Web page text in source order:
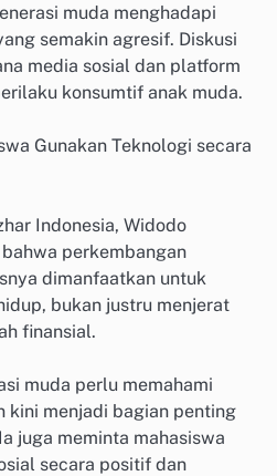
muda menghadapi
semakin agresif. Diskusi
media sosial dan platform
konsumtif anak muda.
Gunakan Teknologi secara
Indonesia, Widodo
perkembangan
dimanfaatkan untuk
bukan justru menjerat
finansial.
muda perlu memahami
kini menjadi bagian penting
juga meminta mahasiswa
secara positif dan